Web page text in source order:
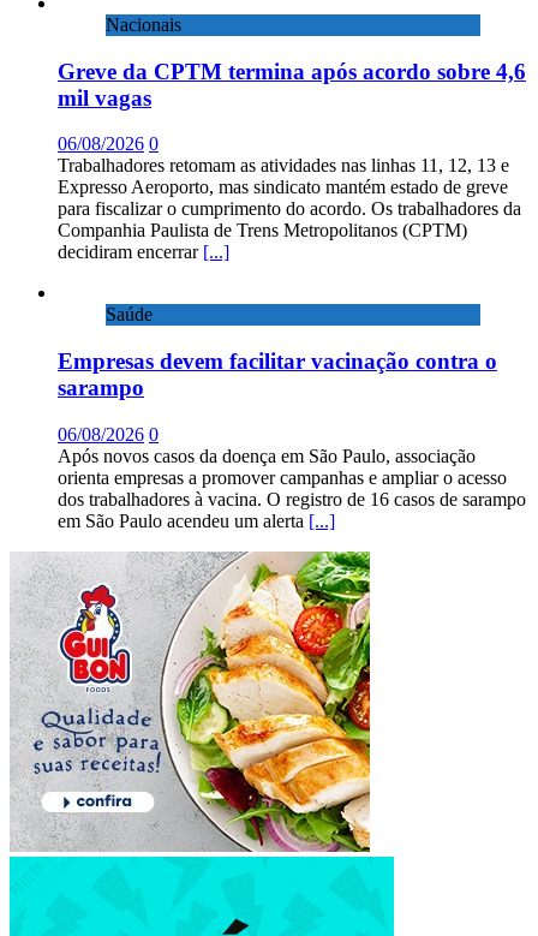
Nacionais
Greve da CPTM termina após acordo sobre 4,6
mil vagas
06/08/2026 0
Trabalhadores retomam as atividades nas linhas 11, 12, 13 e
Expresso Aeroporto, mas sindicato mantém estado de greve
para fiscalizar o cumprimento do acordo. Os trabalhadores da
Companhia Paulista de Trens Metropolitanos (CPTM)
decidiram encerrar [...]
Saúde
Empresas devem facilitar vacinação contra o
sarampo
06/08/2026 0
Após novos casos da doença em São Paulo, associação
orienta empresas a promover campanhas e ampliar o acesso
dos trabalhadores à vacina. O registro de 16 casos de sarampo
em São Paulo acendeu um alerta [...]